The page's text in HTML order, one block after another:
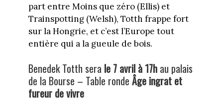
part entre Moins que zéro (Ellis) et
Trainspotting (Welsh), Totth frappe fort
sur la Hongrie, et c’est l’Europe tout
entière qui a la gueule de bois.
Benedek Totth sera le 7 avril à 17hau palais
de la Bourse – Table ronde Âge ingrat et
fureur de vivre